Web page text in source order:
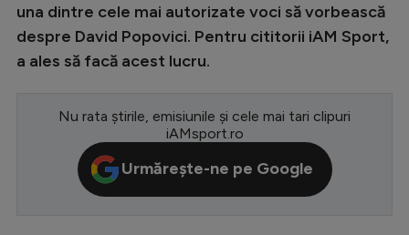
Premier League
LaLiga
Bundesliga
Campionate
una dintre cele mai autorizate voci să vorbească
despre David Popovici. Pentru cititorii iAM Sport,
a ales să facă acest lucru.
Nu rata știrile, emisiunile și cele mai tari clipuri
iAMsport.ro
Urmărește-ne pe Google